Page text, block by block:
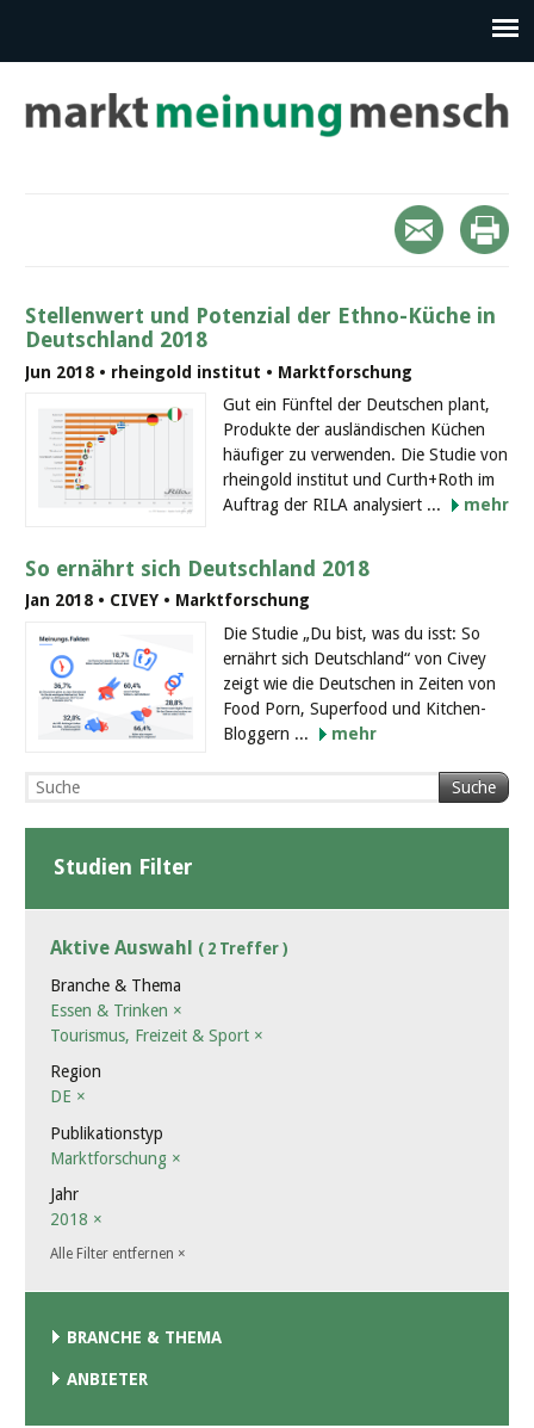
Stellenwert und Potenzial der Ethno-Küche in
Deutschland 2018
Jun 2018 • rheingold institut • Marktforschung
Gut ein Fünftel der Deutschen plant,
Produkte der ausländischen Küchen
häufiger zu verwenden. Die Studie von
rheingold institut und Curth+Roth im
Auftrag der RILA analysiert ...
mehr
So ernährt sich Deutschland 2018
Jan 2018 • CIVEY • Marktforschung
Die Studie „Du bist, was du isst: So
ernährt sich Deutschland“ von Civey
zeigt wie die Deutschen in Zeiten von
Food Porn, Superfood und Kitchen-
Bloggern ...
mehr
Suche
Studien Filter
Aktive Auswahl ( 2 Treffer )
Branche & Thema
Essen & Trinken ×
Tourismus, Freizeit & Sport ×
Region
DE ×
Publikationstyp
Marktforschung ×
Jahr
2018 ×
Alle Filter entfernen ×
BRANCHE & THEMA
ANBIETER